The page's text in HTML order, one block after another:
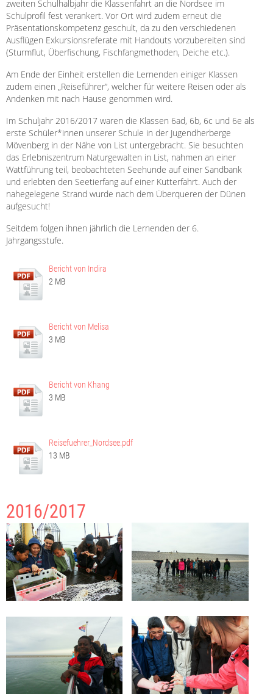
zweiten Schulhalbjahr die Klassenfahrt an die Nordsee im
Schulprofil fest verankert. Vor Ort wird zudem erneut die
Präsentationskompetenz geschult, da zu den verschiedenen
Ausflügen Exkursionsreferate mit Handouts vorzubereiten sind
(Sturmflut, Überfischung, Fischfangmethoden, Deiche etc.).
Am Ende der Einheit erstellen die Lernenden einiger Klassen
zudem einen „Reiseführer“, welcher für weitere Reisen oder als
Andenken mit nach Hause genommen wird.
Im Schuljahr 2016/2017 waren die Klassen 6ad, 6b, 6c und 6e als
erste Schüler*innen unserer Schule in der Jugendherberge
Mövenberg in der Nähe von List untergebracht. Sie besuchten
das Erlebniszentrum Naturgewalten in List, nahmen an einer
Wattführung teil, beobachteten Seehunde auf einer Sandbank
und erlebten den Seetierfang auf einer Kutterfahrt. Auch der
nahegelegene Strand wurde nach dem Überqueren der Dünen
aufgesucht!
Seitdem folgen ihnen jährlich die Lernenden der 6.
Jahrgangsstufe.
Bericht von Indira
2 MB
Bericht von Melisa
3 MB
Bericht von Khang
3 MB
Reisefuehrer_Nordsee.pdf
13 MB
2016/2017